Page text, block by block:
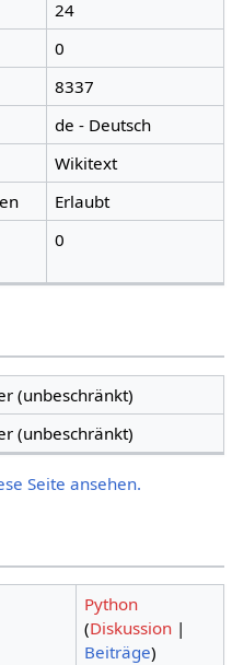
24
0
8337
de - Deutsch
Wikitext
Erlaubt
0
(unbeschränkt)
(unbeschränkt)
Seite ansehen.
Python
(Diskussion |
Beiträge)